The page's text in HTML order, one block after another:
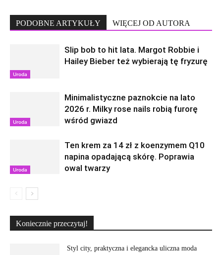
PODOBNE ARTYKUŁY WIĘCEJ OD AUTORA
Uroda
Slip bob to hit lata. Margot Robbie i
Hailey Bieber też wybierają tę fryzurę
Uroda
Minimalistyczne paznokcie na lato
2026 r. Milky rose nails robią furorę
wśród gwiazd
Uroda
Ten krem za 14 zł z koenzymem Q10
napina opadającą skórę. Poprawia
owal twarzy
Koniecznie przeczytaj!
Styl city, praktyczna i elegancka uliczna moda